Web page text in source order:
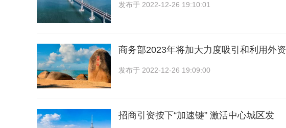
发布于 2022-12-26 19:10:01
商务部2023年将加大力度吸引和利用外资
发布于 2022-12-26 19:09:00
招商引资按下“加速键” 激活中心城区发